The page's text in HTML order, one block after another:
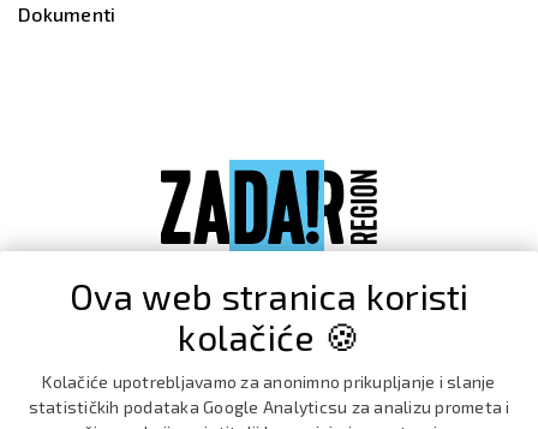
Dokumenti
Ova web stranica koristi
kolačiće 🍪
Kolačiće upotrebljavamo za anonimno prikupljanje i slanje
statističkih podataka Google Analyticsu za analizu prometa i